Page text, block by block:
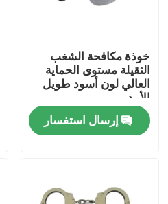
المنزل
المنتجات
حولنا
خوذة مكافحة الشغب
الثقيلة مستوى الحماية
العالي لون أسود طويل
الأمد
إرسال استفسار